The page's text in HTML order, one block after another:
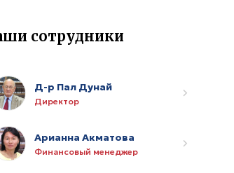
сотрудники
Д-р Пал Дунай
Директор
Арианна Акматова
Финансовый менеджер